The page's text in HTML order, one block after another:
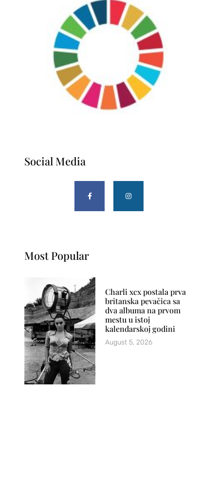
Social Media
Most Popular
Charli xcx postala prva
britanska pevačica sa
dva albuma na prvom
mestu u istoj
kalendarskoj godini
August 5, 2026